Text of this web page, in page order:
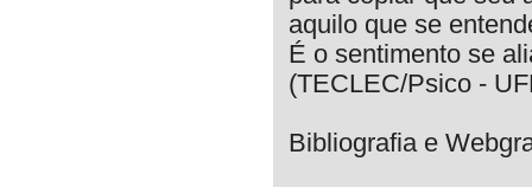
aquilo que se
É o sentimento se
(TECLEC/Psico -
Bibliografia e